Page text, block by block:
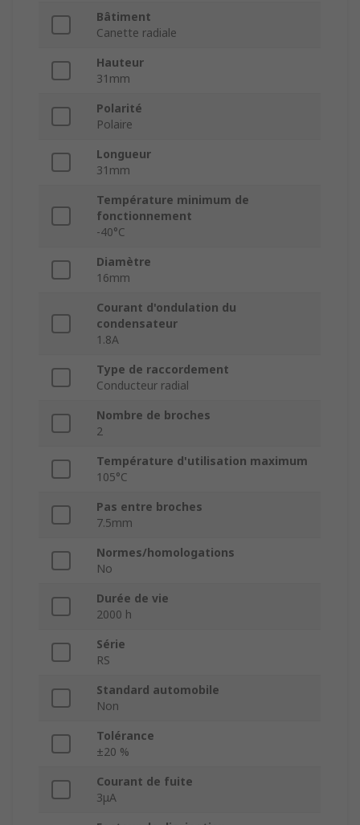
Bâtiment
Canette radiale
Hauteur
31mm
Polarité
Polaire
Longueur
31mm
Température minimum de
fonctionnement
-40°C
Diamètre
16mm
Courant d'ondulation du
condensateur
1.8A
Type de raccordement
Conducteur radial
Nombre de broches
2
Température d'utilisation maximum
105°C
Pas entre broches
7.5mm
Normes/homologations
No
Durée de vie
2000 h
Série
RS
Standard automobile
Non
Tolérance
±20 %
Courant de fuite
3μA